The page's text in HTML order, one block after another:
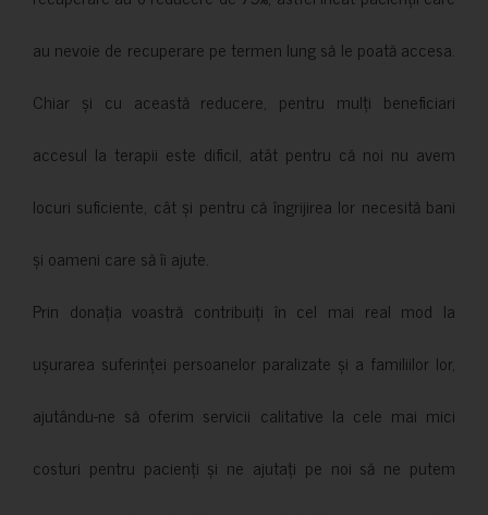
au nevoie de recuperare pe termen lung să le poată accesa.
Chiar și cu această reducere, pentru mulți beneficiari
accesul la terapii este dificil, atât pentru că noi nu avem
locuri suficiente, cât și pentru că îngrijirea lor necesită bani
și oameni care să îi ajute.
Prin donația voastră contribuiți în cel mai real mod la
ușurarea suferinței persoanelor paralizate și a familiilor lor,
ajutându-ne să oferim servicii calitative la cele mai mici
costuri pentru pacienți și ne ajutați pe noi să ne putem